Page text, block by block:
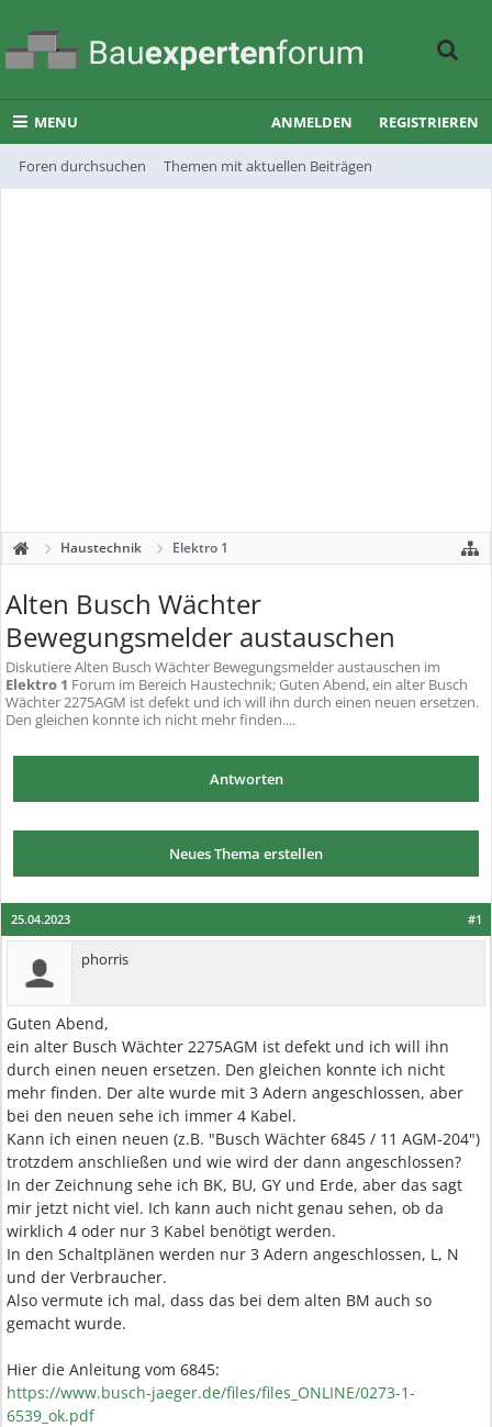
MENU
Foren durchsuchen Themen mit aktuellen Beiträgen
ANMELDEN REGISTRIEREN
Haustechnik Elektro 1
Alten Busch Wächter
Bewegungsmelder austauschen
DiskutiereAlten Busch Wächter Bewegungsmelder austauschen im
Elektro 1 Forum im Bereich Haustechnik; Guten Abend, ein alter Busch
Wächter 2275AGM ist defekt und ich will ihn durch einen neuen ersetzen.
Den gleichen konnte ich nicht mehr finden....
Antworten
Neues Thema erstellen
#1
25.04.2023
phorris
Guten Abend,
ein alter Busch Wächter 2275AGM ist defekt und ich will ihn
durch einen neuen ersetzen. Den gleichen konnte ich nicht
mehr finden. Der alte wurde mit 3 Adern angeschlossen, aber
bei den neuen sehe ich immer 4 Kabel.
Kann ich einen neuen (z.B. "Busch Wächter 6845 / 11 AGM-204")
trotzdem anschließen und wie wird der dann angeschlossen?
In der Zeichnung sehe ich BK, BU, GY und Erde, aber das sagt
mir jetzt nicht viel. Ich kann auch nicht genau sehen, ob da
wirklich 4 oder nur 3 Kabel benötigt werden.
In den Schaltplänen werden nur 3 Adern angeschlossen, L, N
und der Verbraucher.
Also vermute ich mal, dass das bei dem alten BM auch so
gemacht wurde.
Hier die Anleitung vom 6845:
https://www.busch-jaeger.de/files/files_ONLINE/0273-1-
6539_ok.pdf